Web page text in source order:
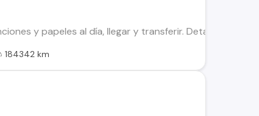
y papeles al día, llegar y transferir. Detalles
184342 km